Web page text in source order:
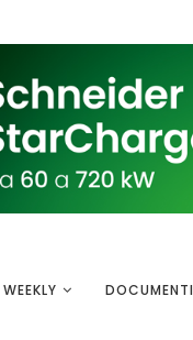
DOCUMENTI